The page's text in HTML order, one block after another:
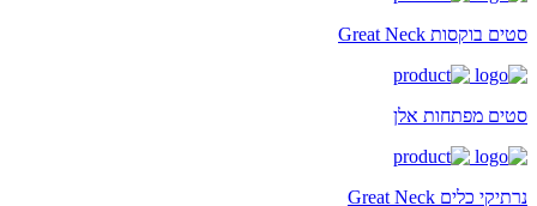
סטים בוקסות Great Neck
סטים מפתחות אלן
נרתיקי כלים Great Neck